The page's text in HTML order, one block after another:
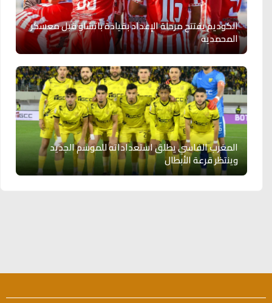
الكوديم يفتتح مرحلة الإعداد بقيادة باتشاو قبل معسكر
المحمدية
المغرب الفاسي يطلق استعداداته للموسم الجديد
وينتظر قرعة الأبطال